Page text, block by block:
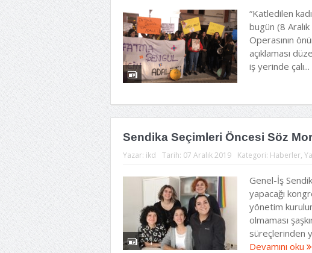
“Katledilen
bugün (8
Operasının
açıklaması
iş yerinde çalı...
Sendika Seçimleri Öncesi Söz
Yazar: ikd Tarih: 07 Aralık 2019 Kategori: Haberler,
Genel-İş
yapacağı
yönetim
olmaması
süreçlerinden
Devamını oku